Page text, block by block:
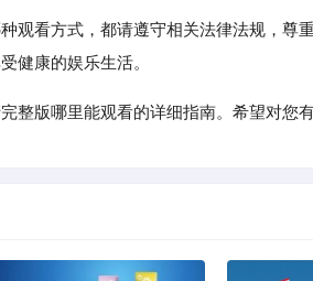
观看方式，都请遵守相关法律法规，尊
健康的娱乐生活。
整版哪里能观看的详细指南。希望对您